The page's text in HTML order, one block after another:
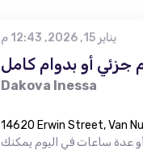
يناير 15, 2026, 12:43 م
أو بدوام كامل
Dakova Inessa
14620 Erwin Street, Van
عدة ساعات في اليوم يمكنك